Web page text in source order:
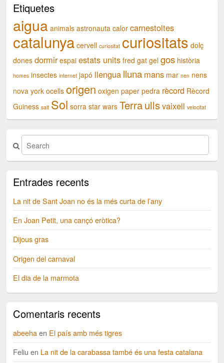
Etiquetes
aigua animals astronauta calor carnestoltes
catalunya cervell curiositat curiositats dolç
dones dormir espai estats units fred gat gel gos història
homes insectes internet japó llengua lluna mans mar nen nens
nova york ocells origen oxigen paper pedra rècord Rècord
Guiness salt Sol sorra star wars Terraullsvaixell velocitat
Entrades recents
La nit de Sant Joan no és la més curta de l’any
En Joan Petit, una cançó eròtica?
Dijous gras
Origen del carnaval
El dia de la marmota
Comentaris recents
abeehaen El país amb més tigres
Feliu en La nit de la carabassa també és una festa catalana